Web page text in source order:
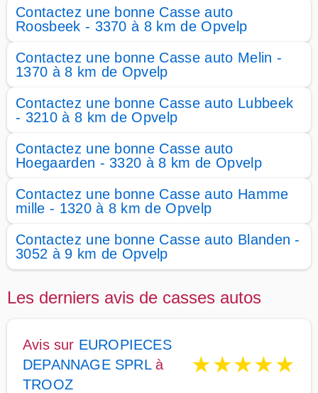
Contactez une bonne Casse auto
Roosbeek - 3370 à 8 km de Opvelp
Contactez une bonne Casse auto Melin -
1370 à 8 km de Opvelp
Contactez une bonne Casse auto Lubbeek
- 3210 à 8 km de Opvelp
Contactez une bonne Casse auto
Hoegaarden - 3320 à 8 km de Opvelp
Contactez une bonne Casse auto Hamme
mille - 1320 à 8 km de Opvelp
Contactez une bonne Casse auto Blanden -
3052 à 9 km de Opvelp
Les derniers avis de casses autos
Avis sur EUROPIECES
DEPANNAGE SPRLà
TROOZ
★★★★★